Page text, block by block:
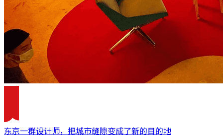
东京一群设计师，把城市缝隙变成了新的目的地